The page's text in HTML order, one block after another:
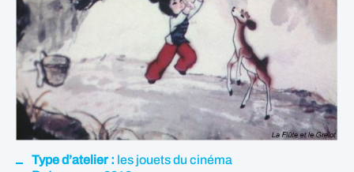
Type d’atelier : les jouets du cinéma